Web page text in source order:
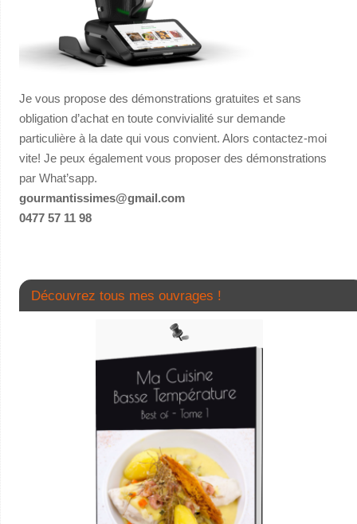
Je vous propose des démonstrations gratuites et sans
obligation d’achat en toute convivialité sur demande
particulière à la date qui vous convient. Alors contactez-moi
vite! Je peux également vous proposer des démonstrations
par What’sapp.
gourmantissimes@gmail.com
0477 57 11 98
Découvrez tous mes ouvrages !